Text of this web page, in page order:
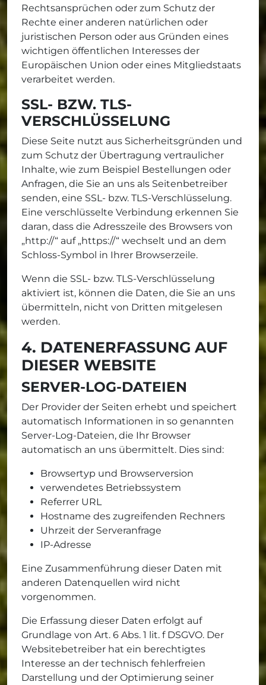
Rechtsansprüchen oder zum Schutz der
Rechte einer anderen natürlichen oder
juristischen Person oder aus Gründen eines
wichtigen öffentlichen Interesses der
Europäischen Union oder eines Mitgliedstaats
verarbeitet werden.
SSL- BZW. TLS-
VERSCHLÜSSELUNG
Diese Seite nutzt aus Sicherheitsgründen und
zum Schutz der Übertragung vertraulicher
Inhalte, wie zum Beispiel Bestellungen oder
Anfragen, die Sie an uns als Seitenbetreiber
senden, eine SSL- bzw. TLS-Verschlüsselung.
Eine verschlüsselte Verbindung erkennen Sie
daran, dass die Adresszeile des Browsers von
„http://“ auf „https://“ wechselt und an dem
Schloss-Symbol in Ihrer Browserzeile.
Wenn die SSL- bzw. TLS-Verschlüsselung
aktiviert ist, können die Daten, die Sie an uns
übermitteln, nicht von Dritten mitgelesen
werden.
4. DATENERFASSUNG AUF
DIESER WEBSITE
SERVER-LOG-DATEIEN
Der Provider der Seiten erhebt und speichert
automatisch Informationen in so genannten
Server-Log-Dateien, die Ihr Browser
automatisch an uns übermittelt. Dies sind:
Browsertyp und Browserversion
verwendetes Betriebssystem
Referrer URL
Hostname des zugreifenden Rechners
Uhrzeit der Serveranfrage
IP-Adresse
Eine Zusammenführung dieser Daten mit
anderen Datenquellen wird nicht
vorgenommen.
Die Erfassung dieser Daten erfolgt auf
Grundlage von Art. 6 Abs. 1 lit. f DSGVO. Der
Websitebetreiber hat ein berechtigtes
Interesse an der technisch fehlerfreien
Darstellung und der Optimierung seiner